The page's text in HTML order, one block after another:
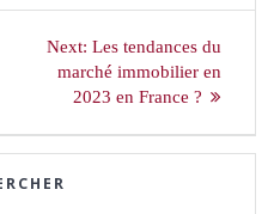
Next: Next
post:
Les tendances du
marché immobilier en
2023 en France ?